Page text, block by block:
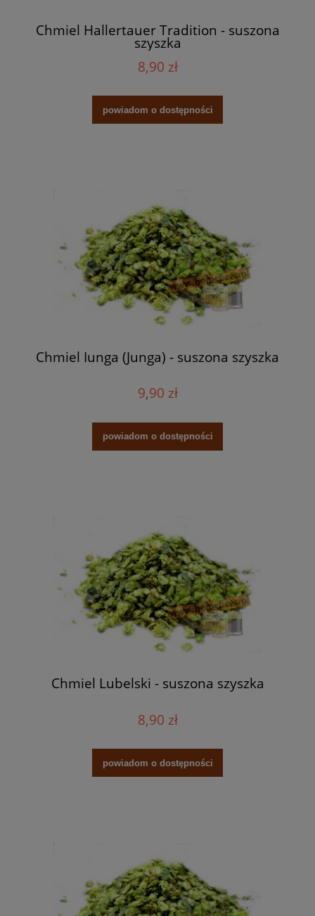
Chmiel Hallertauer Tradition - suszona
szyszka
8,90 zł
powiadom o dostępności
Chmiel Iunga (Junga) - suszona szyszka
9,90 zł
powiadom o dostępności
Chmiel Lubelski - suszona szyszka
8,90 zł
powiadom o dostępności